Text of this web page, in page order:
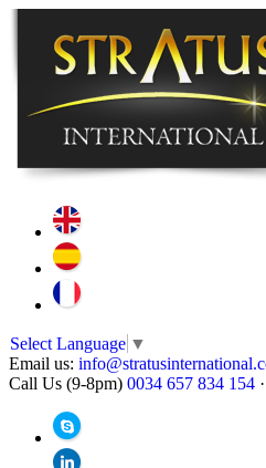
Select Language ▼
Email us:
Call Us (9-8pm) 0034 657 834 154 ·